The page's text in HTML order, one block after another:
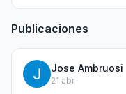
Publicaciones
Jose Ambruosi
21 abr